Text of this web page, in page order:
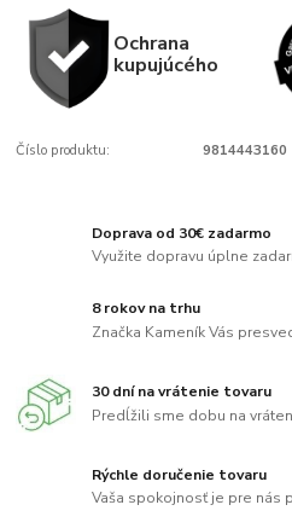
Ochrana
kupujúcého
Číslo produktu: 9814443160
Doprava od 30€ zadarmo
Využite dopravu úplne
8 rokov na trhu
Značka Kameník Vás
30 dní na vrátenie tovaru
Predĺžili sme dobu na
Rýchle doručenie tovaru
Vaša spokojnosť je pre nás